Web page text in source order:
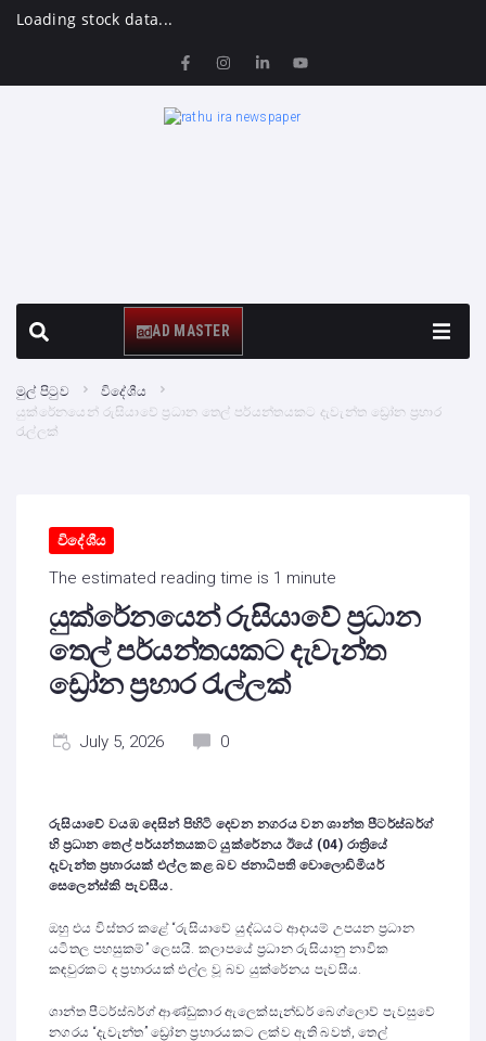
Loading stock data...
AD MASTER
මුල් පිටුව
විදේශීය
යුක්රේනයෙන් රුසියාවේ ප්‍රධාන තෙල් පර්යන්තයකට දැවැන්ත ඩ්‍රෝන ප්‍රහාර
රැල්ලක්
විදේශීය
The estimated reading time is 1 minute
යුක්රේනයෙන් රුසියාවේ ප්‍රධාන
තෙල් පර්යන්තයකට දැවැන්ත
ඩ්‍රෝන ප්‍රහාර රැල්ලක්
July 5, 2026 0
රුසියාවේ වයඹ දෙසින් පිහිටි දෙවන නගරය වන ශාන්ත පීටර්ස්බර්ග්
හි ප්‍රධාන තෙල් පර්යන්තයකට යුක්රේනය ඊයේ (04) රාත්‍රියේ
දැවැන්ත ප්‍රහාරයක් එල්ල කළ බව ජනාධිපති වොලොඩිමියර්
සෙලෙන්ස්කි පැවසීය.
ඔහු එය විස්තර කළේ “රුසියාවේ යුද්ධයට ආදායම් උපයන ප්‍රධාන
යටිතල පහසුකම්” ලෙසයි. කලාපයේ ප්‍රධාන රුසියානු නාවික
කඳවුරකට ද ප්‍රහාරයක් එල්ල වූ බව යුක්රේනය පැවසීය.
ශාන්ත පීටර්ස්බර්ග් ආණ්ඩුකාර ඇලෙක්සැන්ඩර් බෙග්ලොව් පැවසුවේ
නගරය “දැවැන්ත” ඩ්‍රෝන ප්‍රහාරයකට ලක්ව ඇති බවත්, තෙල්